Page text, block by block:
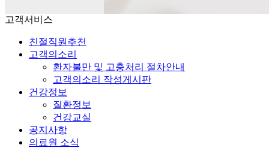
고객서비스
친절직원추천
고객의소리
환자불만 및 고충처리 절차안내
고객의소리 작성게시판
건강정보
질환정보
건강교실
공지사항
의료원 소식